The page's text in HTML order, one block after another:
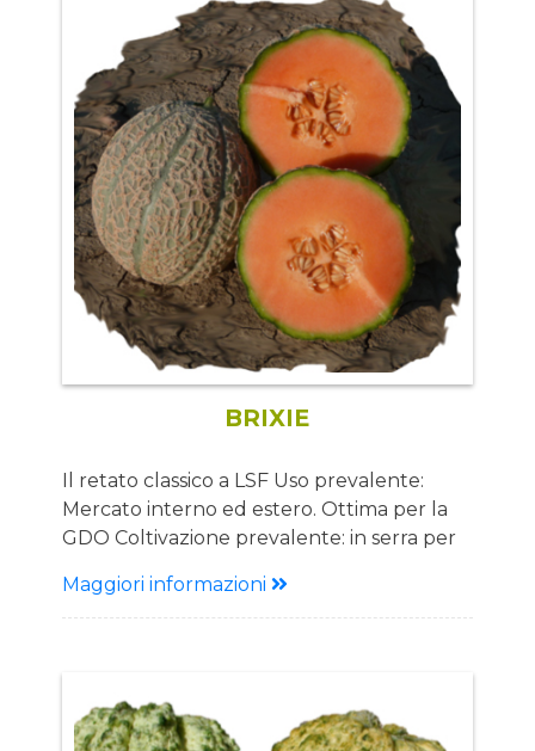
BRIXIE
Il retato classico a LSF Uso prevalente:
Mercato interno ed estero. Ottima per la
GDO Coltivazione prevalente: in serra per
trapianti in tunnellino piccolo o grande
Descrizione Ciclo: Medio Pianta: Pianta di
Kg Qualità eccellente Polpa arancio
intenso. Ottima LSF Tolleranze: F 0,1,2
Maggiori informazioni